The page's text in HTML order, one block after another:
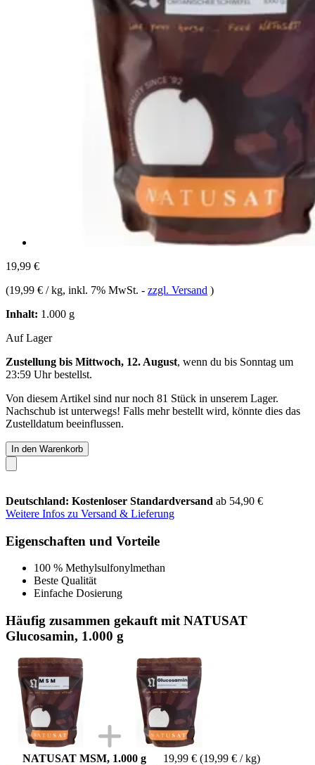
19,99 €
(19,99 € / kg, inkl. 7% MwSt. - zzgl. Versand )
Inhalt: 1.000 g
Auf Lager
Zustellung bis Mittwoch, 12. August, wenn du bis Sonntag um
23:59 Uhrbestellst.
Von diesem Artikel sind nur noch 81 Stück in unserem Lager.
Nachschub ist unterwegs! Falls mehr bestellt wird, könnte dies das
Zustelldatum beeinflussen.
In den Warenkorb
Deutschland: Kostenloser Standardversand ab 54,90 €
Weitere Infos zu Versand & Lieferung
Eigenschaften und Vorteile
100 % Methylsulfonylmethan
Beste Qualität
Einfache Dosierung
Häufig zusammen gekauft mit NATUSAT
Glucosamin, 1.000 g
NATUSAT MSM, 1.000 g 19,99 € (19,99 € / kg)